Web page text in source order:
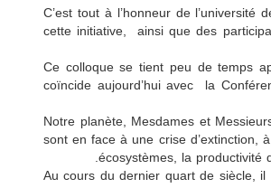
C’est tout à l’honneur de
cette initiative, ainsi que des
Ce colloque se tient peu de temps
coïncide aujourd’hui avec la
Notre planète, Mesdames et
sont en face à une crise
écosystèmes, la productivité
Au cours du dernier quart de siècle,